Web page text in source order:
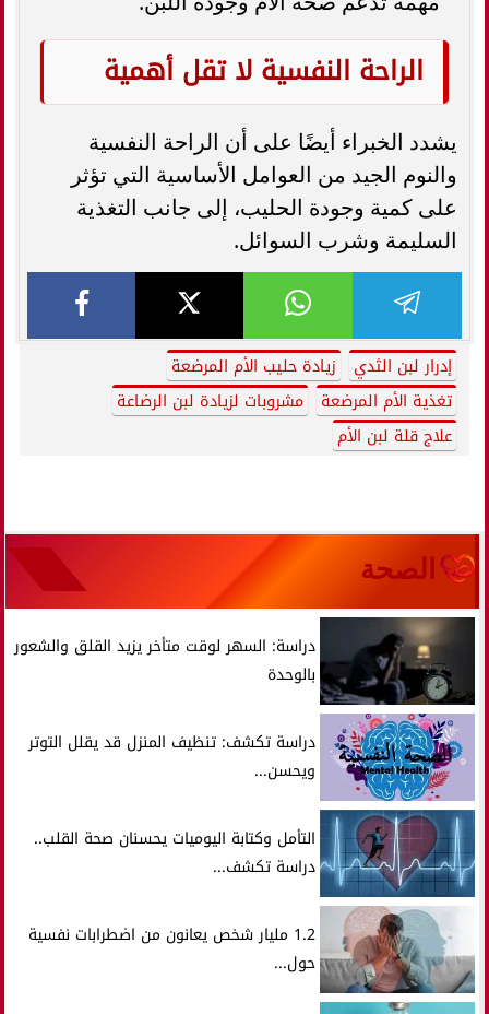
الراحة النفسية لا تقل أهمية
يشدد الخبراء أيضًا على أن الراحة النفسية
والنوم الجيد من العوامل الأساسية التي تؤثر
على كمية وجودة الحليب، إلى جانب التغذية
السليمة وشرب السوائل.
إدرار لبن الثدي
زيادة حليب الأم المرضعة
تغذية الأم المرضعة
مشروبات لزيادة لبن الرضاعة
علاج قلة لبن الأم
الصحة
دراسة: السهر لوقت متأخر يزيد القلق والشعور
بالوحدة
دراسة تكشف: تنظيف المنزل قد يقلل التوتر
ويحسن...
التأمل وكتابة اليوميات يحسنان صحة القلب..
دراسة تكشف...
1.2 مليار شخص يعانون من اضطرابات نفسية
حول...